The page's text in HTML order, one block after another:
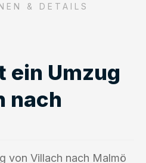
& DETAILS
ein Umzug
nach
von Villach nach Malmö